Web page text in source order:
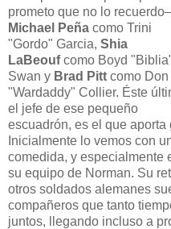
prometo que no lo
Michael Peña como Trini
"Gordo" Garcia, Shia
LaBeoufcomo Boyd
Swan y Brad Pitt como Don
"Wardaddy" Collier. Éste
el jefe de ese pequeño
escuadrón, es el que aporta
Inicialmente lo vemos con
comedida, y especialmente
su equipo de Norman. Su
otros soldados alemanes
compañeros que tanto
juntos, llegando incluso a